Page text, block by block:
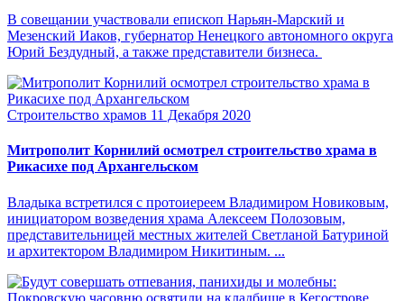
В совещании участвовали епископ Нарьян-Марский и
Мезенский Иаков, губернатор Ненецкого автономного округа
Юрий Бездудный, а также представители бизнеса.
Строительство храмов 11 Декабря 2020
Митрополит Корнилий осмотрел строительство храма в
Рикасихе под Архангельском
Владыка встретился с протоиереем Владимиром Новиковым,
инициатором возведения храма Алексеем Полозовым,
представительницей местных жителей Светланой Батуриной
и архитектором Владимиром Никитиным. ...